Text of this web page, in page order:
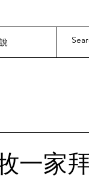
一家